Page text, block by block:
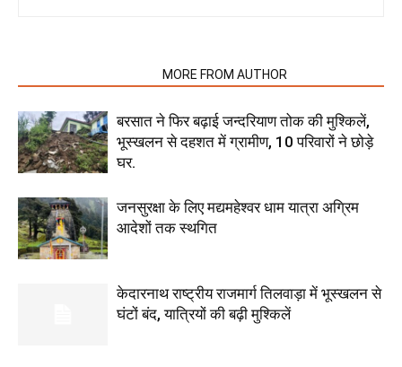
MORE FROM AUTHOR
बरसात ने फिर बढ़ाई जन्दरियाण तोक की मुश्किलें,
भूस्खलन से दहशत में ग्रामीण, 10 परिवारों ने छोड़े
घर.
जनसुरक्षा के लिए मद्यमहेश्वर धाम यात्रा अग्रिम
आदेशों तक स्थगित
केदारनाथ राष्ट्रीय राजमार्ग तिलवाड़ा में भूस्खलन से
घंटों बंद, यात्रियों की बढ़ी मुश्किलें